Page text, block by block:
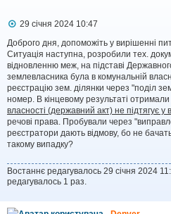
П
в
і
д
о
м
л
е
н
н
я
29 січня 2024 10:47
Доброго дня, допоможіть у вирішенні
Ситуація наступна, розробили тех.
відновленню меж, на підставі
землевласника була в комунальній
реєстрацію зем. ділянки через "поділ
номер. В кінцевому результаті отримали
власності (державний акт) не підтягує у
речові права. Пробували через
реєстратори дають відмову, бо не
такому випадку?
Востаннє редагувалось 29 січня 2024
редагувалось 1 раз.